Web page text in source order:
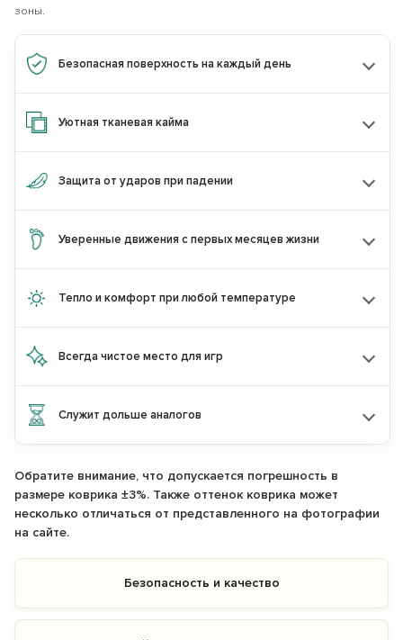
зоны.
Безопасная поверхность на каждый день
Уютная тканевая кайма
Защита от ударов при падении
Уверенные движения с первых месяцев жизни
Тепло и комфорт при любой температуре
Всегда чистое место для игр
Служит дольше аналогов
Обратите внимание, что допускается погрешность в
размере коврика ±3%. Также оттенок коврика может
несколько отличаться от представленного на фотографии
на сайте.
Безопасность и качество
Получитескидку 10%при покупке2
KIDS10
или
Скидку 15%при покупке товаровдвух
разных брендов
по промокоду: KIDS15
Перейти на сайт astradekids.ru
Остаться на Parklon